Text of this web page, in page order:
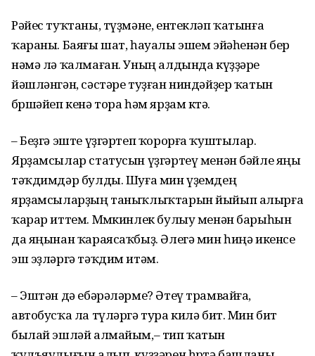
Рәйес туҡтаны, түҙмәне, ентекләп ҡатынға
ҡараны. Баяғы шат, һауалы эшем эйәһенән бер
нәмә лә ҡалмаған. Уның алдында күҙҙәре
йәшләнгән, сәстәре туҙған ниндәйҙер ҡатын
бөршәйеп кенә тора һәм ярҙам көтә.
– Беҙгә эште үҙгәртеп ҡорорға ҡуштылар.
Ярҙамсылар статусын үҙгәртеү менән бәйле яңы
тәҡдимдәр булды. Шуға мин үҙемдең
ярҙамсыларҙың таныҡлыҡтарын йыйып алырға
ҡарар иттем. Мөмкинлек булыу менән барыһын
да яңынан ҡараясаҡбыҙ. Әлегә мин һиңә икенсе
эш эҙләргә тәҡдим итәм.
– Эштән дә ебәрәләрме? Әтеү трамвайға,
автобусҡа ла түләргә тура килә бит. Мин бит
былай эшләй алмайым,– тип ҡатын